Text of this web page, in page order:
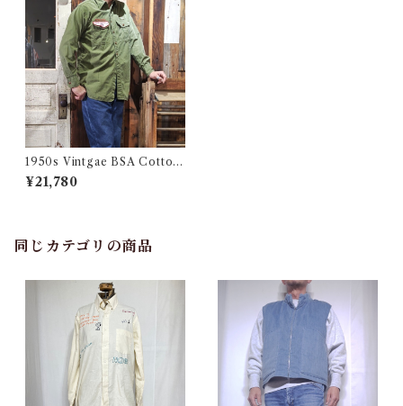
1950s Vintgae BSA Cotton
Poplin Shirt / ヴィンテージ
ボーイスカウト シャツ マチ付
¥21,780
同じカテゴリの商品